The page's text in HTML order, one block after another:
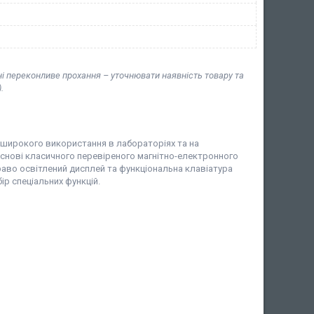
прохання – уточнювати наявність товару та
широкого використання в лабораторіях та на
класичного перевіреного магнітно-електронного
освітлений дисплей та функціональна клавіатура
спеціальних функцій.